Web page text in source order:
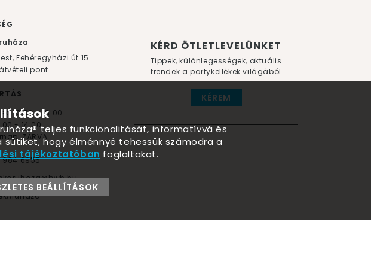
KÉRD ÖTLETLEVELÜNKET
Tippek, különlegességek, aktuális
trendek a partykellékek világából
KÉREM
Fehéregyházi út 15.
pont
10:00 - 18:00
- 14:00
ZÁRVA
984 6955
teljes funkcionalitását, informatívvá és
hogy élménnyé tehessük számodra a
tájékoztatóban foglaltakat.
BEÁLLÍTÁSOK